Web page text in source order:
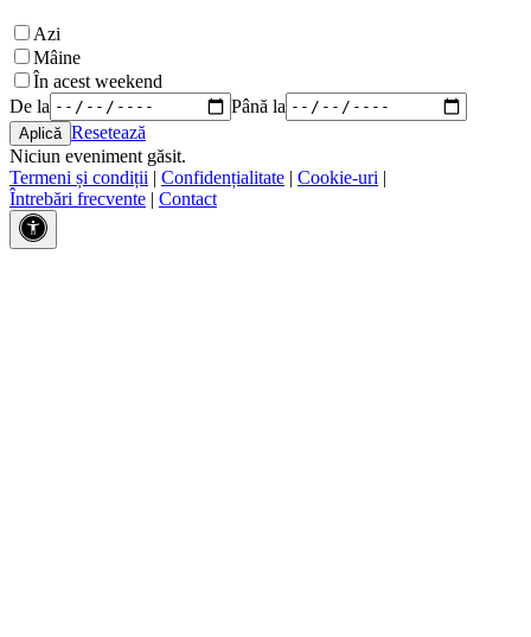
Azi
Mâine
În acest weekend
De la
Până la
Resetează
Niciun eveniment găsit.
Termeni și condiții | Confidențialitate | Cookie-uri |
Întrebări frecvente | Contact